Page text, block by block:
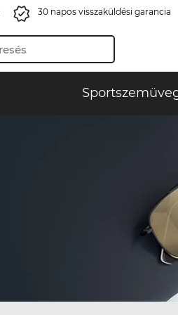
30 napos visszaküldési garancia